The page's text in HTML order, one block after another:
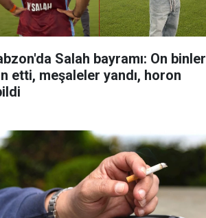
Salah bayramı: On binler
etti, meşaleler yandı, horon